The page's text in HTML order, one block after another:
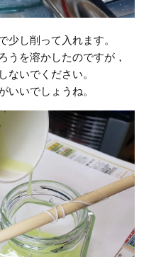
少し削って入れます。
うを溶かしたのですが，
ないでください。
いいでしょうね。